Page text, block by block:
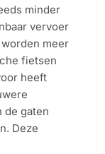
minder
vervoer
worden meer
fietsen
heeft
de gaten
Deze